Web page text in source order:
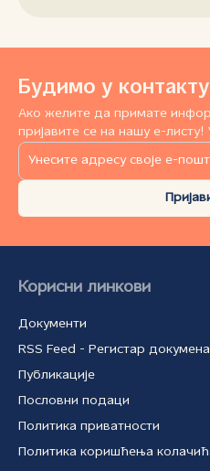
Будимо у контакту
Ако желите да примате
пријавите се на нашу е-листу!
Корисни линкови
Документи
RSS Feed - Регистар
Публикације
Пословни подаци
Политика приватности
Политика коришћења